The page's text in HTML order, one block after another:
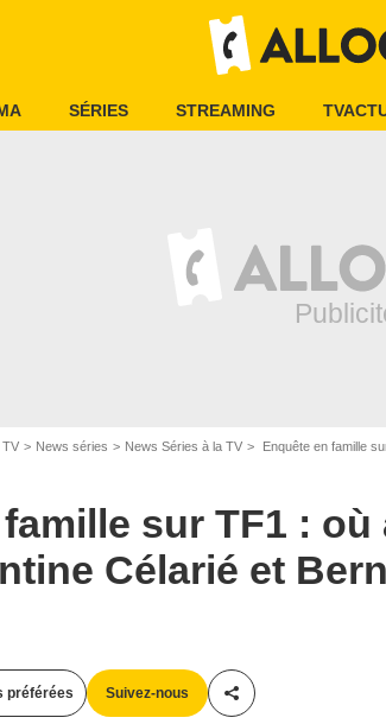
SÉRIES STREAMING
TV News séries News Séries à la TV Enquête en famille
sur TF1 :
Célarié et
préférées Suivez-nous
Partager cet article